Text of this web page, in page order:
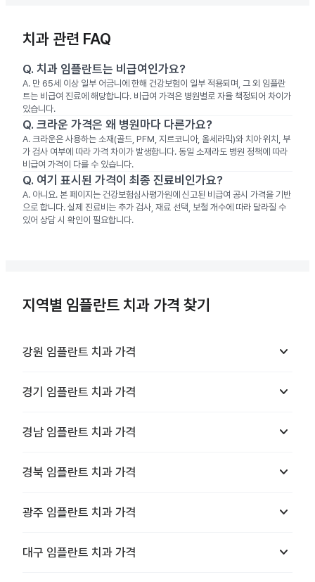
치과 관련 FAQ
Q. 치과 임플란트는 비급여인가요?
A. 만 65세 이상 일부 어금니에 한해 건강보험이 일부 적용되며, 그 외 임플란
트는 비급여 진료에 해당합니다. 비급여 가격은 병원별로 자율 책정되어 차이가
있습니다.
Q. 크라운 가격은 왜 병원마다 다른가요?
A. 크라운은 사용하는 소재(골드, PFM, 지르코니아, 올세라믹)와 치아 위치, 부
가 검사 여부에 따라 가격 차이가 발생합니다. 동일 소재라도 병원 정책에 따라
비급여 가격이 다를 수 있습니다.
Q. 여기 표시된 가격이 최종 진료비인가요?
A. 아니요. 본 페이지는 건강보험심사평가원에 신고된 비급여 공시 가격을 기반
으로 합니다. 실제 진료비는 추가 검사, 재료 선택, 보철 개수에 따라 달라질 수
있어 상담 시 확인이 필요합니다.
지역별 임플란트 치과 가격 찾기
강원 임플란트 치과 가격 keyboard_arrow_down
경기 임플란트 치과 가격 keyboard_arrow_down
경남 임플란트 치과 가격 keyboard_arrow_down
경북 임플란트 치과 가격 keyboard_arrow_down
광주 임플란트 치과 가격 keyboard_arrow_down
대구 임플란트 치과 가격 keyboard_arrow_down